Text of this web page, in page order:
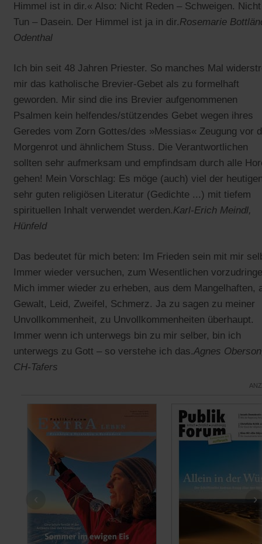
Himmel ist in dir.« Also: Nicht Reden – Schweigen. Nicht
Tun – Dasein. Der Himmel ist ja in dir.Rosemarie
Odenthal
Ich bin seit 48 Jahren Priester. So manches Mal
mir das katholische Brevier-Gebet als zu formelhaft
geworden. Mir sind die ins Brevier aufgenommenen
Psalmen kein helfendes/stützendes Gebet wegen ihres
Geredes vom Zorn Gottes/des »Messias« Zeugung vor
Morgenrot und ähnlichem Stuss. Die Verantwortlichen
sollten sehr aufmerksam und empfindsam durch alle
gehen! Mein Vorschlag: Es möge (auch) viel der
sehr guten religiösen Literatur (Gedichte ...) mit tiefem
spirituellen Inhalt verwendet werden.Karl-Erich Meindl,
Hünfeld
Das bedeutet für mich beten: Im Frieden sein mit mir
Immer wieder versuchen, zum Wesentlichen
Mich immer wieder zu erheben, aus dem Mangelhaften,
Gewalt, Leid, Zweifel, Schmerz. Ja zu sagen zu meiner
Unvollkommenheit, zu Unvollkommenheiten überhaupt.
Immer wenn ich unterwegs bin zu mir selber, bin ich
unterwegs zu Gott – so verstehe ich das.Agnes
CH-Tafers
‹ ›